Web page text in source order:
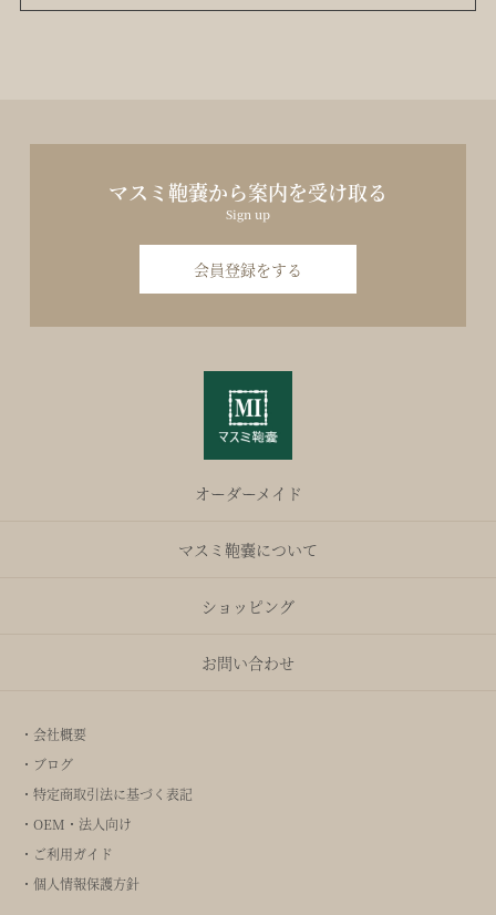
マスミ鞄嚢から案内を受け取る
Sign up
会員登録をする
オーダーメイド
マスミ鞄嚢について
ショッピング
お問い合わせ
・会社概要
・ブログ
・特定商取引法に基づく表記
・OEM・法人向け
・ご利用ガイド
・個人情報保護方針